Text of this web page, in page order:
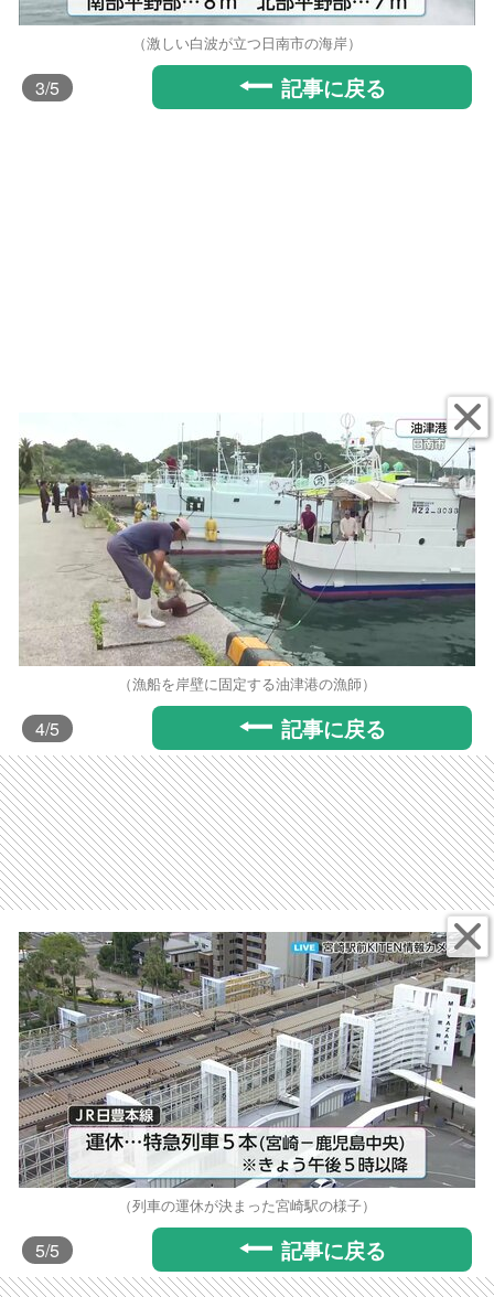
（激しい白波が立つ日南市の海岸）
3/5 記事に戻る
（漁船を岸壁に固定する油津港の漁師）
4/5 記事に戻る
（列車の運休が決まった宮崎駅の様子）
5/5 記事に戻る